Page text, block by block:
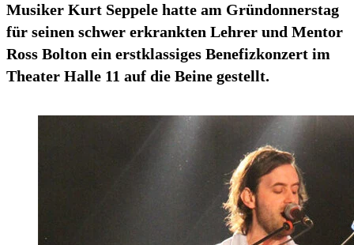
Musiker Kurt Seppele hatte am Gründonnerstag
für seinen schwer erkrankten Lehrer und Mentor
Ross Bolton ein erstklassiges Benefizkonzert im
Theater Halle 11 auf die Beine gestellt.